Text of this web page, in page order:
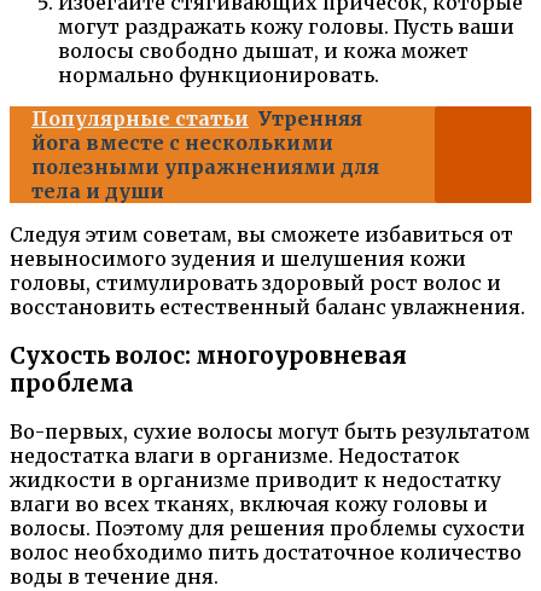
могут раздражать кожу головы. Пусть ваши
волосы свободно дышат, и кожа может
нормально функционировать.
Популярные статьи Утренняя
йога вместе с несколькими
полезными упражнениями для
тела и души
Следуя этим советам, вы сможете избавиться от
невыносимого зудения и шелушения кожи
головы, стимулировать здоровый рост волос и
восстановить естественный баланс увлажнения.
Сухость волос: многоуровневая
проблема
Во-первых, сухие волосы могут быть результатом
недостатка влаги в организме. Недостаток
жидкости в организме приводит к недостатку
влаги во всех тканях, включая кожу головы и
волосы. Поэтому для решения проблемы сухости
волос необходимо пить достаточное количество
воды в течение дня.